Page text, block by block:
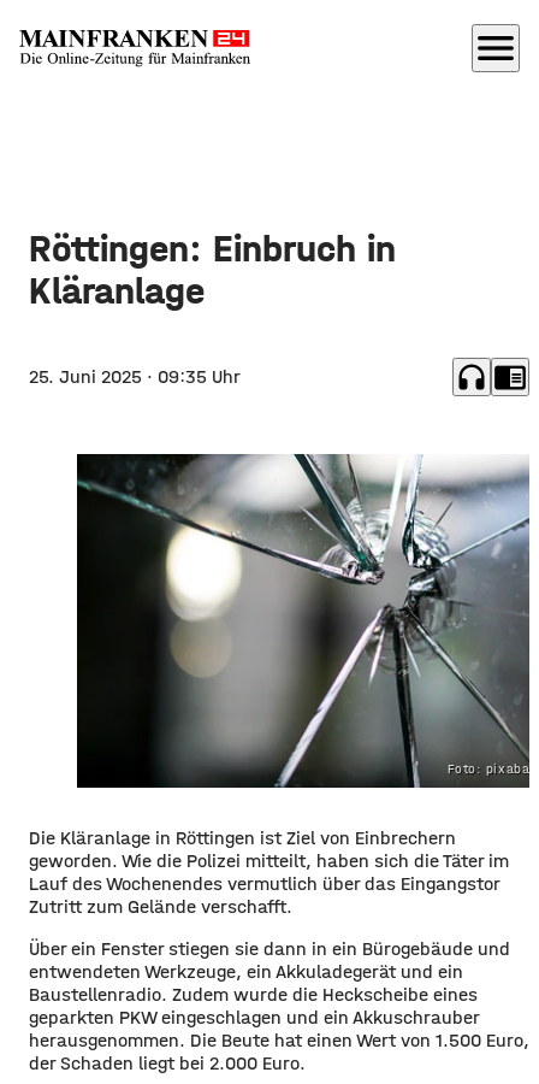
menu
Röttingen: Einbruch in
Kläranlage
25. Juni 2025 · 09:35 Uhr headphones chrome_reader_mode
Foto:
Die Kläranlage in Röttingen ist Ziel von Einbrechern
geworden. Wie die Polizei mitteilt, haben sich die Täter im
Lauf des Wochenendes vermutlich über das Eingangstor
Zutritt zum Gelände verschafft.
Über ein Fenster stiegen sie dann in ein Bürogebäude und
entwendeten Werkzeuge, ein Akkuladegerät und ein
Baustellenradio. Zudem wurde die Heckscheibe eines
geparkten PKW eingeschlagen und ein Akkuschrauber
herausgenommen. Die Beute hat einen Wert von 1.500 Euro,
der Schaden liegt bei 2.000 Euro.